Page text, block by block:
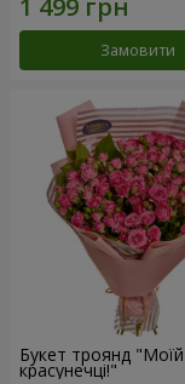
Замовити
Букет троянд "Моїй
красунечці!"